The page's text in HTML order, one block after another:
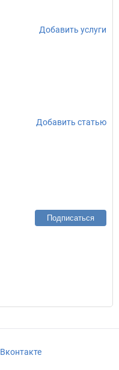
Добавить услуги
Добавить статью
Подписаться
Вконтакте